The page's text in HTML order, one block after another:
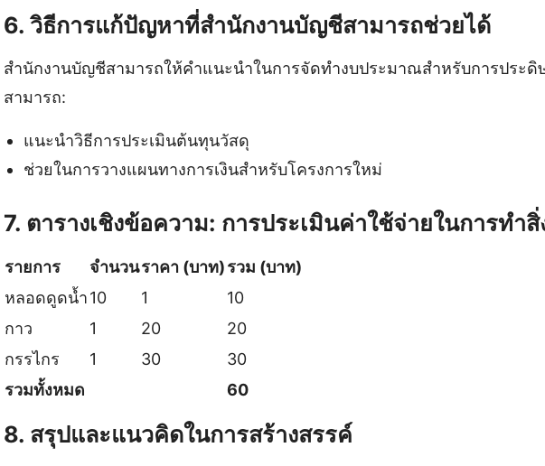
6. วิธีการแก้ปัญหาที่สำนักงานบัญชีสามารถช่วยได้
สำนักงานบัญชีสามารถให้คำแนะนำในการจัดทำงบประมาณสำหรับการประดิ
สามารถ:
แนะนำวิธีการประเมินต้นทุนวัสดุ
ช่วยในการวางแผนทางการเงินสำหรับโครงการใหม่
7. ตารางเชิงข้อความ: การประเมินค่าใช้จ่ายในการทำ
รายการ จำนวนราคา (บาท)รวม (บาท)
หลอดดูดน้ำ10 1
10
กาว
1 20
20
กรรไกร
1 30
30
รวมทั้งหมด
60
8. สรุปและแนวคิดในการสร้างสรรค์